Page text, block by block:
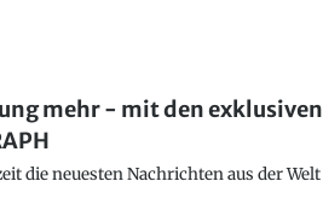
mehr - mit den exklusiven
die neuesten Nachrichten aus der Welt